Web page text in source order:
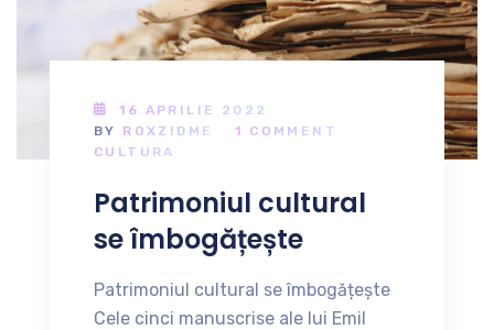
16 APRILIE 2022
BY ROXZIDME
1 COMMENT
CULTURA
Patrimoniul cultural
se îmbogățește
Patrimoniul cultural se îmbogățește
Cele cinci manuscrise ale lui Emil